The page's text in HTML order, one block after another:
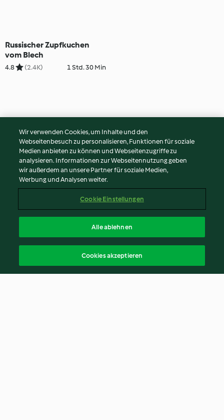
Russischer Zupfkuchen
vom Blech
4.8 (2.4K) 1 Std. 30 Min
Wir verwenden Cookies, um Inhalte und den
Webseitenbesuch zu personalisieren, Funktionen für soziale
Medien anbieten zu können und Webseitenzugriffe zu
analysieren. Informationen zur Webseitennutzung geben
wir außerdem an unsere Partner für soziale Medien,
Werbung und Analysen weiter.
Cookie Einstellungen
Alle ablehnen
Cookies akzeptieren